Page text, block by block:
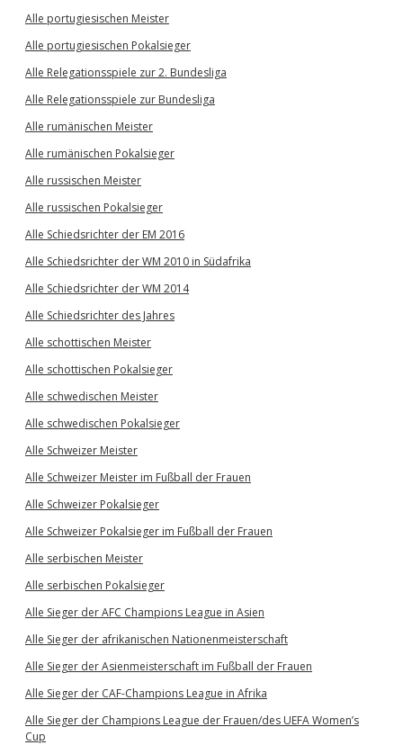
Alle portugiesischen Meister
Alle portugiesischen Pokalsieger
Alle Relegationsspiele zur 2. Bundesliga
Alle Relegationsspiele zur Bundesliga
Alle rumänischen Meister
Alle rumänischen Pokalsieger
Alle russischen Meister
Alle russischen Pokalsieger
Alle Schiedsrichter der EM 2016
Alle Schiedsrichter der WM 2010 in Südafrika
Alle Schiedsrichter der WM 2014
Alle Schiedsrichter des Jahres
Alle schottischen Meister
Alle schottischen Pokalsieger
Alle schwedischen Meister
Alle schwedischen Pokalsieger
Alle Schweizer Meister
Alle Schweizer Meister im Fußball der Frauen
Alle Schweizer Pokalsieger
Alle Schweizer Pokalsieger im Fußball der Frauen
Alle serbischen Meister
Alle serbischen Pokalsieger
Alle Sieger der AFC Champions League in Asien
Alle Sieger der afrikanischen Nationenmeisterschaft
Alle Sieger der Asienmeisterschaft im Fußball der Frauen
Alle Sieger der CAF-Champions League in Afrika
Alle Sieger der Champions League der Frauen/des UEFA Women’s
Cup